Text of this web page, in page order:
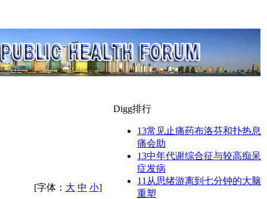
[字体： 大 中 小]
Digg排行
13常见止痛药布洛芬和扑热息
痛会助
13中年代谢综合征与较高痴呆
症发病
11 从思绪游离到七分钟的大脑
重塑